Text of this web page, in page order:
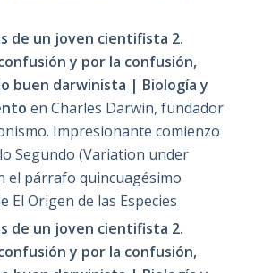
de un joven cientifista 2.
y por la confusión,
buen darwinista | Biología y
en Charles Darwin, fundador
Impresionante comienzo
Segundo (Variation under
el párrafo quincuagésimo
El Origen de las Especies
de un joven cientifista 2.
y por la confusión,